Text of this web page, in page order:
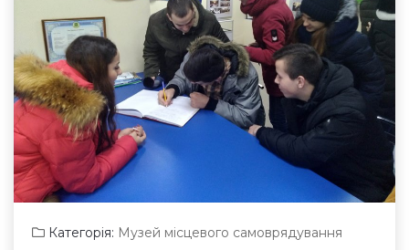
Категорія: Музей місцевого самоврядування